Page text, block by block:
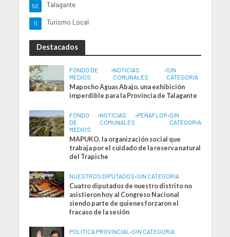
Talagante
50
Turismo Local
11
Destacados
FONDO DE
MEDIOS
•NOTICIAS
COMUNALES
•SIN
CATEGORIA
Mapocho Aguas Abajo, una exhibición
imperdible para la Provincia de Talagante
FONDO
DE
MEDIOS
•NOTICIAS
COMUNALES
•PEÑAFLOR•SIN
CATEGORIA
MAPUKO, la organización social que
trabaja por el cuidado de la reserva natural
del Trapiche
NUESTROS DIPUTADOS•SIN CATEGORIA
Cuatro diputados de nuestro distrito no
asistieron hoy al Congreso Nacional
siendo parte de quienes forzaron el
fracaso de la sesión
POLITICA PROVINCIAL •SIN CATEGORIA